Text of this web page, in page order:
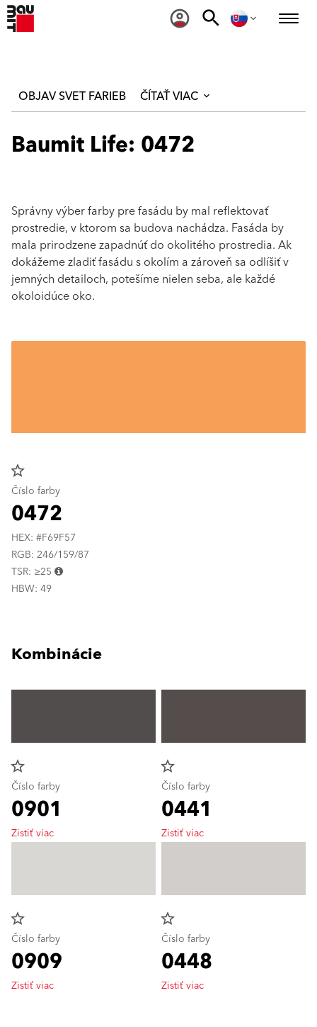
OBJAV SVET FARIEB ČÍTAŤ VIAC
Baumit Life: 0472
Správny výber farby pre fasádu by mal reflektovať
prostredie, v ktorom sa budova nachádza. Fasáda by
mala prirodzene zapadnúť do okolitého prostredia. Ak
dokážeme zladiť fasádu s okolím a zároveň sa odlíšiť v
jemných detailoch, potešíme nielen seba, ale každé
okoloidúce oko.
star_border
Číslo farby
0472
HEX: #F69F57
RGB: 246/159/87
TSR: ≥25
HBW: 49
Kombinácie
star_border
Číslo farby
0901
Zistiť viac
star_border
Číslo farby
0909
Zistiť viac
star_border
Číslo farby
0441
Zistiť viac
star_border
Číslo farby
0448
Zistiť viac